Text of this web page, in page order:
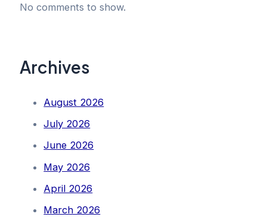
No comments to show.
Archives
August 2026
July 2026
June 2026
May 2026
April 2026
March 2026